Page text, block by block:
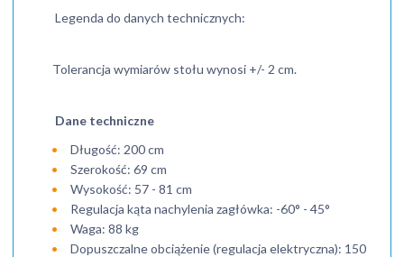
Legenda do danych technicznych:
Tolerancja wymiarów stołu wynosi +/- 2 cm.
Dane techniczne
Długość: 200 cm
Szerokość: 69 cm
Wysokość: 57 - 81 cm
Regulacja kąta nachylenia zagłówka: -60° - 45°
Waga: 88 kg
Dopuszczalne obciążenie (regulacja elektryczna): 150